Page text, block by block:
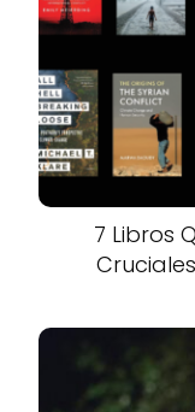
7 Libros